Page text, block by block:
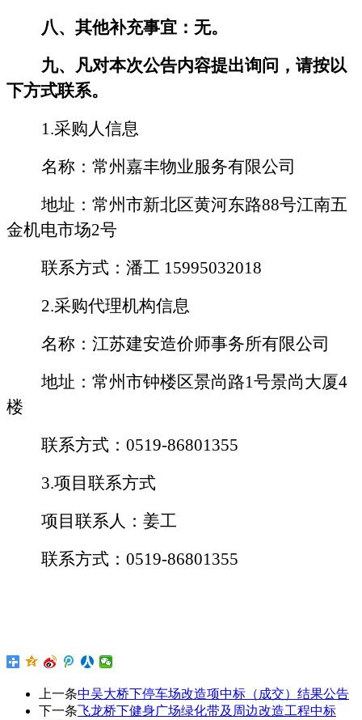
八、其他补充事宜：无。
九、凡对本次公告内容提出询问，请按以
下方式联系。
1.采购人信息
名称：常州嘉丰物业服务有限公司
地址：常州市新北区黄河东路88号江南五
金机电市场2号
联系方式 ： 潘工 15995032018
2.采购代理机构信息
名称： 江苏建安造价师事务所有限公司
地址： 常州市钟楼区景尚路1号景尚大厦4
楼
联系方式： 0519-86801355
3.项目联系方式
项目联系人： 姜工
联系方式： 0519-86801355
上一条中吴大桥下停车场改造项中标（成交）结果公告
下一条飞龙桥下健身广场绿化带及周边改造工程中标